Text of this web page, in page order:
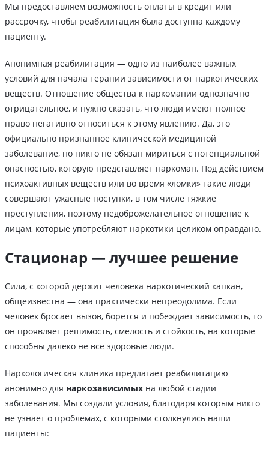
Мы предоставляем возможность оплаты в кредит или
рассрочку, чтобы реабилитация была доступна каждому
пациенту.
Анонимная реабилитация — одно из наиболее важных
условий для начала терапии зависимости от наркотических
веществ. Отношение общества к наркомании однозначно
отрицательное, и нужно сказать, что люди имеют полное
право негативно относиться к этому явлению. Да, это
официально признанное клинической медициной
заболевание, но никто не обязан мириться с потенциальной
опасностью, которую представляет наркоман. Под действием
психоактивных веществ или во время «ломки» такие люди
совершают ужасные поступки, в том числе тяжкие
преступления, поэтому недоброжелательное отношение к
лицам, которые употребляют наркотики целиком оправдано.
Стационар — лучшее решение
Сила, с которой держит человека наркотический капкан,
общеизвестна — она практически непреодолима. Если
человек бросает вызов, борется и побеждает зависимость, то
он проявляет решимость, смелость и стойкость, на которые
способны далеко не все здоровые люди.
Наркологическая клиника предлагает реабилитацию
анонимно для наркозависимых на любой стадии
заболевания. Мы создали условия, благодаря которым никто
не узнает о проблемах, с которыми столкнулись наши
пациенты: